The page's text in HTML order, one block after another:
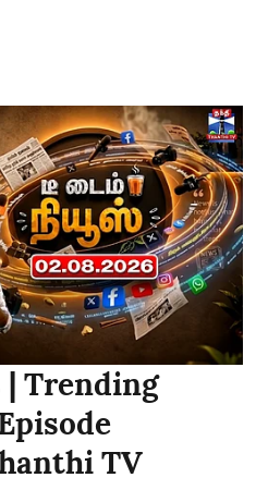
| Trending
TV